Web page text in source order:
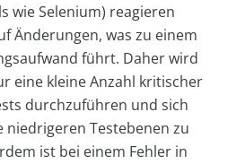
wie Selenium) reagieren
Änderungen, was zu einem
führt. Daher wird
eine kleine Anzahl kritischer
durchzuführen und sich
niedrigeren Testebenen zu
ist bei einem Fehler in